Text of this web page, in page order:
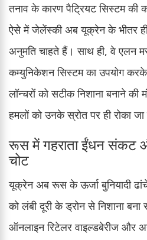
तनाव के कारण पैट्रियट सिस्टम की
ऐसे में जेलेंस्की अब यूक्रेन के भीतर
अनुमति चाहते हैं। साथ ही, वे एलन
कम्युनिकेशन सिस्टम का उपयोग
लॉन्चरों को सटीक निशाना बनाने की
हमलों को उनके स्रोत पर ही रोका
रूस में गहराता ईंधन संकट
चोट
यूक्रेन अब रूस के ऊर्जा बुनियादी
को लंबी दूरी के ड्रोन से निशाना
ऑनलाइन रिटेलर वाइल्डबेरीज और